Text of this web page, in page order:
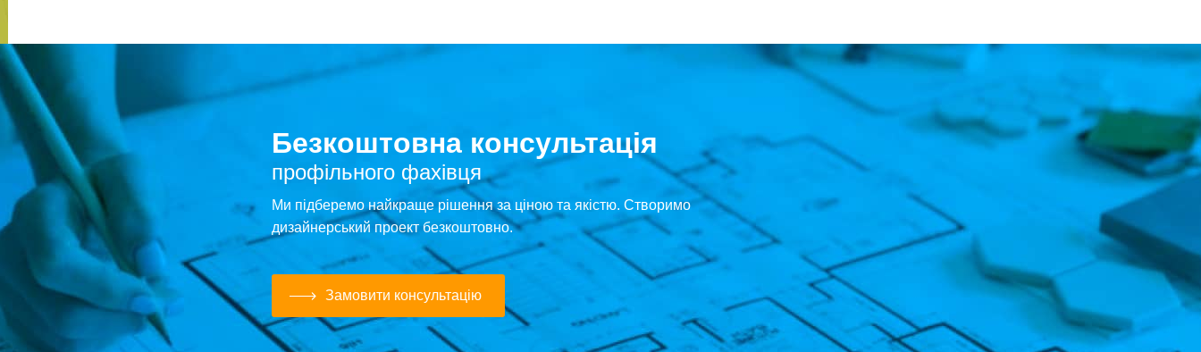
Безкоштовна консультація
профільного фахівця
Ми підберемо найкраще рішення за ціною та якістю. Створимо
дизайнерський проект безкоштовно.
Замовити консультацію